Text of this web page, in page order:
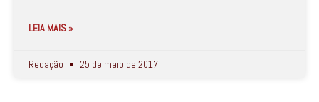
LEIA MAIS »
Redação 25 de maio de 2017